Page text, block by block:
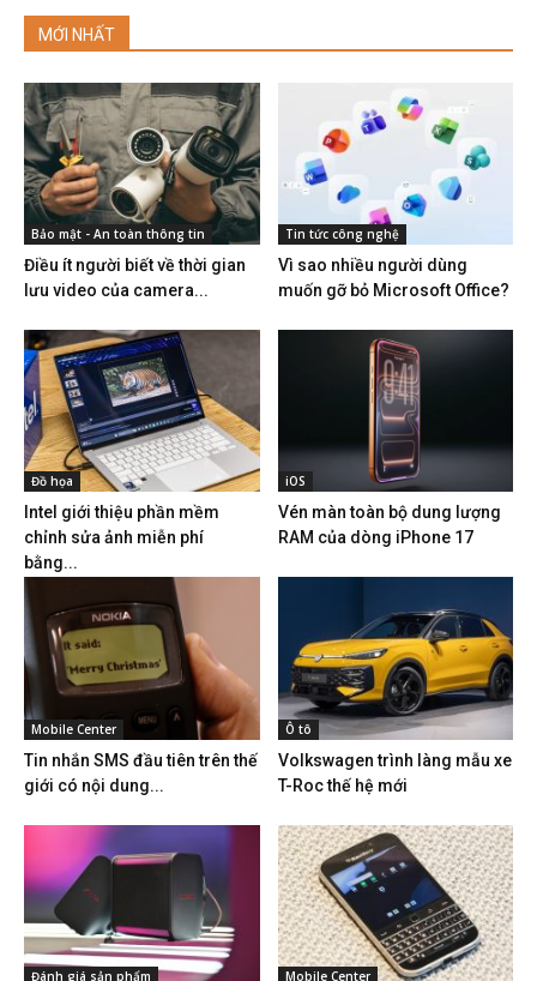
MỚI NHẤT
Bảo mật - An toàn thông tin
Điều ít người biết về thời gian
lưu video của camera...
Tin tức công nghệ
Vì sao nhiều người dùng
muốn gỡ bỏ Microsoft Office?
Đồ họa
Intel giới thiệu phần mềm
chỉnh sửa ảnh miễn phí
bằng...
iOS
Vén màn toàn bộ dung lượng
RAM của dòng iPhone 17
Mobile Center
Tin nhắn SMS đầu tiên trên thế
giới có nội dung...
Ô tô
Volkswagen trình làng mẫu xe
T-Roc thế hệ mới
Đánh giá sản phẩm Mobile Center